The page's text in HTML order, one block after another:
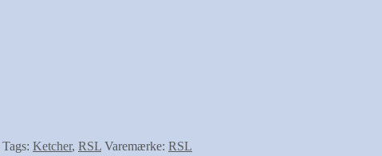
Tags: Ketcher, RSL Varemærke: RSL